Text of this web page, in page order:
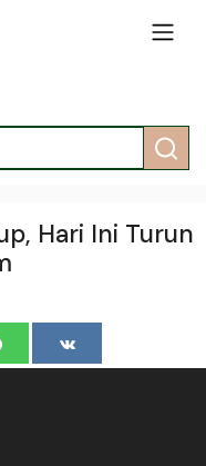
Hari Ini Turun